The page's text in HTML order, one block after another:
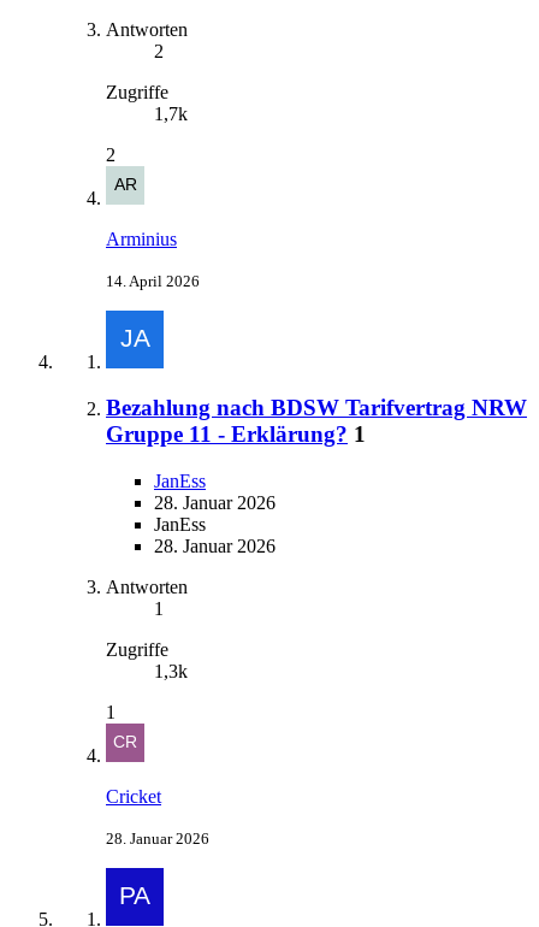
Antworten
2
Zugriffe
1,7k
2
Arminius
14. April 2026
Bezahlung nach BDSW Tarifvertrag NRW
Gruppe 11 - Erklärung? 1
JanEss
28. Januar 2026
JanEss
28. Januar 2026
Antworten
1
Zugriffe
1,3k
1
Cricket
28. Januar 2026